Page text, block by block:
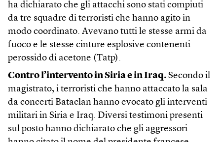
ha dichiarato che gli attacchi sono stati compiuti
da tre squadre di terroristi che hanno agito in
modo coordinato. Avevano tutti le stesse armi da
fuoco e le stesse cinture esplosive contenenti
perossido di acetone (Tatp).
Contro l’intervento in Siria e in Iraq. Secondo il
magistrato, i terroristi che hanno attaccato la sala
da concerti Bataclan hanno evocato gli interventi
militari in Siria e Iraq. Diversi testimoni presenti
sul posto hanno dichiarato che gli aggressori